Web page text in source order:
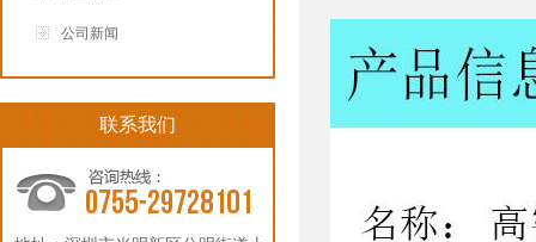
公司新闻
联系我们